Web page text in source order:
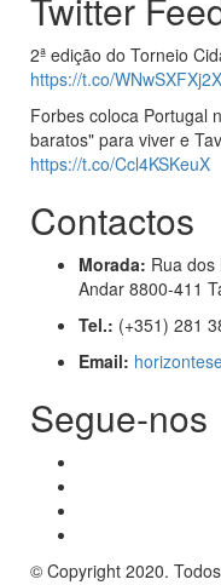
Twitter
2ª edição do Torneio
https://t.co/WNwSXFXj2X
Forbes coloca Portugal
baratos" para viver e
https://t.co/Ccl4KSKeuX
Contactos
Morada: Rua dos
Andar 8800-411
Tel.: (+351) 281
Email:
Segue-nos
© Copyright 2020.